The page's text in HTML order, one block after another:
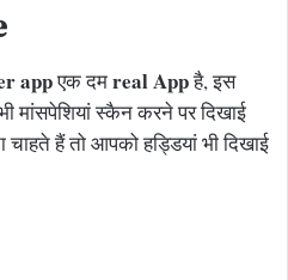
appएक दमreal Appहै, इस
मांसपेशियां स्कैन करने पर दिखाई
हैं तो आपको हड्डियां भी दिखाई